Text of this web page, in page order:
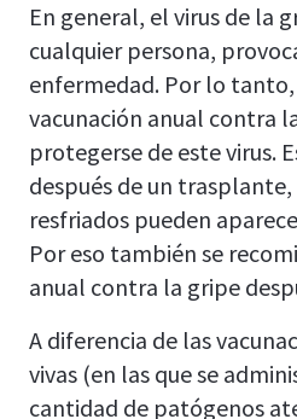
En general, el virus de la
cualquier persona,
enfermedad. Por lo tanto,
vacunación anual contra
protegerse de este virus.
después de un
resfriados pueden
Por eso también se
anual contra la gripe
A diferencia de las
vivas (en las que se
cantidad de patógenos